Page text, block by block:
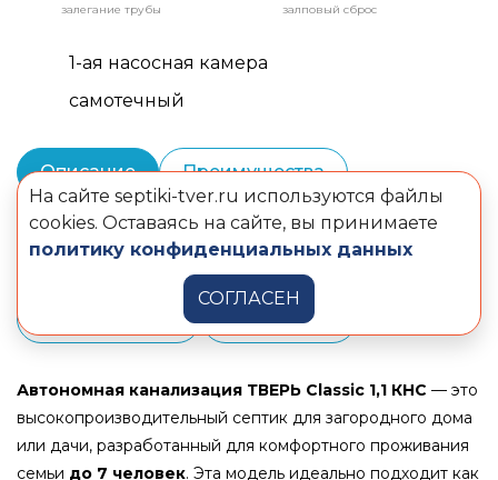
залегание трубы залповый сброс
1-ая насосная камера
самотечный
Описание Преимущества
Монтаж и шеф-монтаж
Сервисное обслуживание
Документы
Автономная канализация ТВЕРЬ Classic 1,1 КНС — это
высокопроизводительный септик для загородного дома
или дачи, разработанный для комфортного проживания
семьи до 7 человек. Эта модель идеально подходит как
На сайте septiki-tver.ru используются файлы
cookies. Оставаясь на сайте, вы принимаете
политику конфиденциальных данных
СОГЛАСЕН